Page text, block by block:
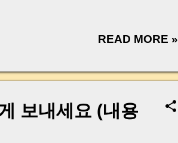
or texts—sometimes they’re
mail come into play. In
or deliberately
공시송달(公示送達)이란, 상대
로 서류 수령을 회피할 경우 법
READ MORE »
보내세요 (내용